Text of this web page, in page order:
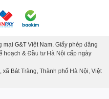
G&T Việt Nam. Giấy phép đăng
hoạch & Đầu tư Hà Nội cấp ngày
Bát Tràng, Thành phố Hà Nội, Việt